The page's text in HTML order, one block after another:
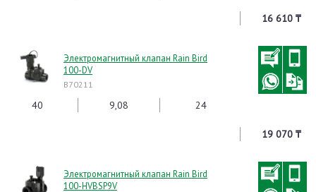
16 610 ₸
Электромагнитный клапан Rain Bird
100-DV
B70211
40 9,08 24
19 070 ₸
Электромагнитный клапан Rain Bird
100-HVBSP9V